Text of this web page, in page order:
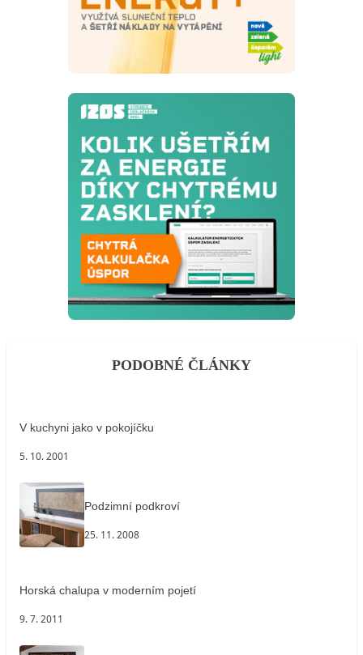
PODOBNÉ ČLÁNKY
V kuchyni jako v pokojíčku
5. 10. 2001
Podzimní podkroví
25. 11. 2008
Horská chalupa v moderním pojetí
9. 7. 2011